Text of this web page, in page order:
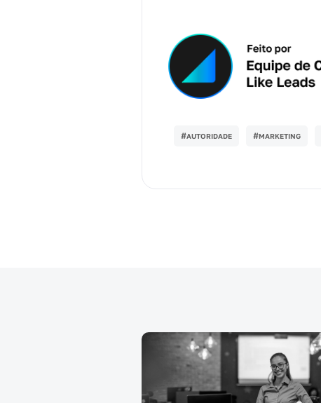
#AUTORIDADE #MARKETING